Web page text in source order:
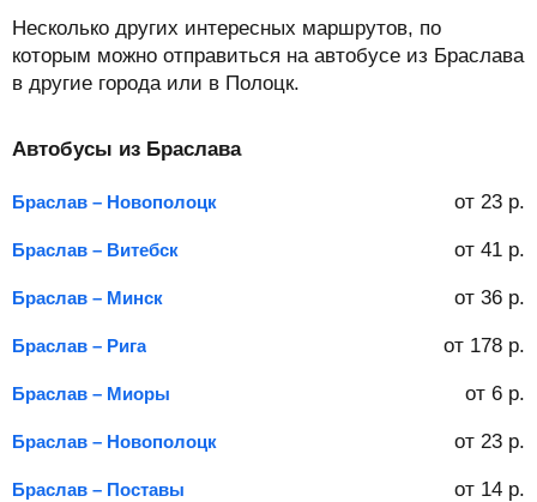
Несколько других интересных маршрутов, по
которым можно отправиться на автобусе из Браслава
в другие города или в Полоцк.
Автобусы из Браслава
Браслав – Новополоцк от 23 р.
Браслав – Витебск от 41 р.
Браслав – Минск от 36 р.
Браслав – Рига от 178 р.
Браслав – Миоры от 6 р.
Браслав – Новополоцк от 23 р.
Браслав – Поставы от 14 р.